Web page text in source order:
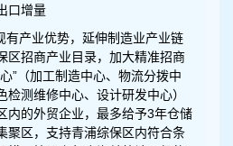
口增量
有产业优势，延伸制造业产业链
区招商产业目录，加大精准招商
”（加工制造中心、物流分拨中
测维修中心、设计研发中心）
内的外贸企业，最多给予3年仓储
聚区，支持青浦综保区内符合条